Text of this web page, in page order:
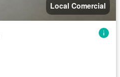
Local Comercial